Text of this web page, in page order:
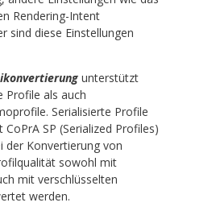
Rendering-Intent
sind diese Einstellungen
unterstützt
Profile als auch
Serialisierte Profile
SP (Serialized Profiles)
der Konvertierung von
sowohl mit
mit verschlüsselten
werden.